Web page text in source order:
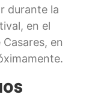
durante la
en el
en